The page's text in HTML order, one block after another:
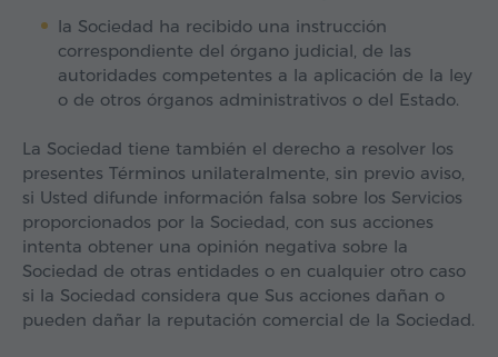
la Sociedad ha recibido una instrucción
correspondiente del órgano judicial, de las
autoridades competentes a la aplicación de la ley
o de otros órganos administrativos o del Estado.
La Sociedad tiene también el derecho a resolver los
presentes Términos unilateralmente, sin previo aviso,
si Usted difunde información falsa sobre los Servicios
proporcionados por la Sociedad, con sus acciones
intenta obtener una opinión negativa sobre la
Sociedad de otras entidades o en cualquier otro caso
si la Sociedad considera que Sus acciones dañan o
pueden dañar la reputación comercial de la Sociedad.